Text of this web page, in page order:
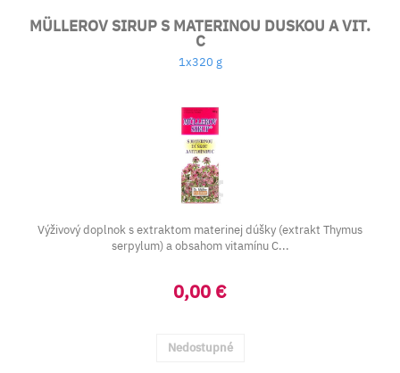
MÜLLEROV SIRUP S MATERINOU DUSKOU A VIT.
C
1x320 g
Výživový doplnok s extraktom materinej dúšky (extrakt Thymus
serpylum) a obsahom vitamínu C...
0,00 €
Nedostupné